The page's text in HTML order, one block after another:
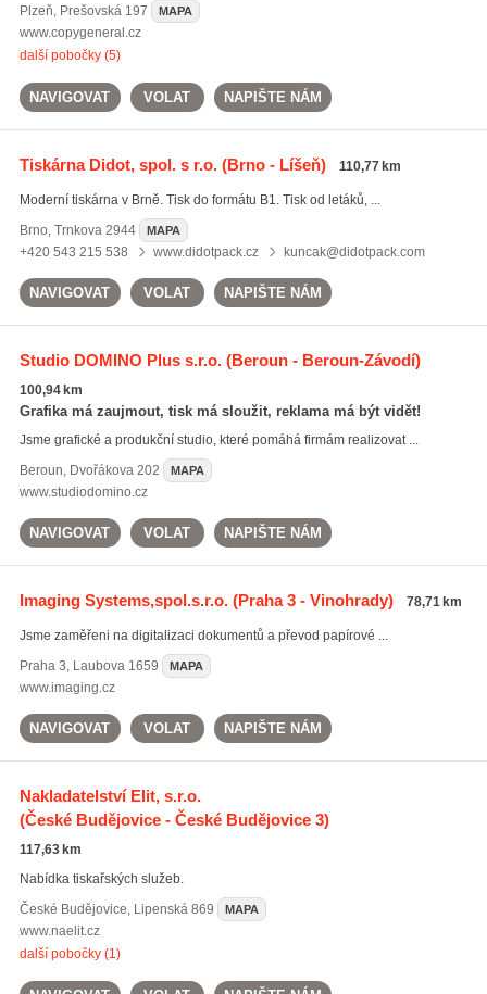
Plzeň, Prešovská 197 MAPA
www.copygeneral.cz
další pobočky (5)
NAVIGOVAT VOLAT NAPIŠTE NÁM
Tiskárna Didot, spol. s r.o.(Brno - Líšeň) 110,77 km
Moderní tiskárna v Brně. Tisk do formátu B1. Tisk od letáků, ...
Brno, Trnkova 2944 MAPA
+420 543 215 538 www.didotpack.cz kuncak@didotpack.com
NAVIGOVAT VOLAT NAPIŠTE NÁM
Studio DOMINO Plus s.r.o.(Beroun - Beroun-Závodí)
100,94 km
Grafika má zaujmout, tisk má sloužit, reklama má být vidět!
Jsme grafické a produkční studio, které pomáhá firmám realizovat ...
Beroun, Dvořákova 202 MAPA
www.studiodomino.cz
NAVIGOVAT VOLAT NAPIŠTE NÁM
Imaging Systems,spol.s.r.o.(Praha 3 - Vinohrady) 78,71 km
Jsme zaměřeni na digitalizaci dokumentů a převod papírové ...
Praha 3, Laubova 1659 MAPA
www.imaging.cz
NAVIGOVAT VOLAT NAPIŠTE NÁM
Nakladatelství Elit, s.r.o.
(České Budějovice - České Budějovice 3)
117,63 km
Nabídka tiskařských služeb.
České Budějovice, Lipenská 869 MAPA
www.naelit.cz
další pobočky (1)